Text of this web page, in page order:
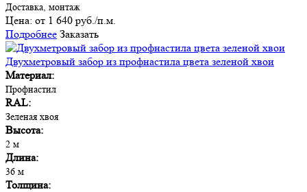
Доставка, монтаж
Цена: от 1 640 руб./п.м.
Подробнее Заказать
Двухметровый забор из профнастила цвета зеленой хвои
Материал:
Профнастил
RAL:
Зеленая хвоя
Высота:
2 м
Длина:
36 м
Толщина: